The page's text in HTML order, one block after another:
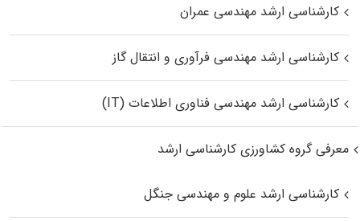
کارشناسی ارشد مهندسی عمران
کارشناسی ارشد مهندسی فرآوری و انتقال گاز
کارشناسی ارشد مهندسی فناوری اطلاعات (IT)
معرفی گروه کشاورزی کارشناسی ارشد
کارشناسی ارشد علوم و مهندسی جنگل